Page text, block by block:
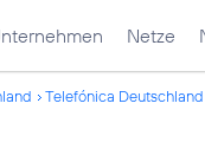
Netze
Telefónica